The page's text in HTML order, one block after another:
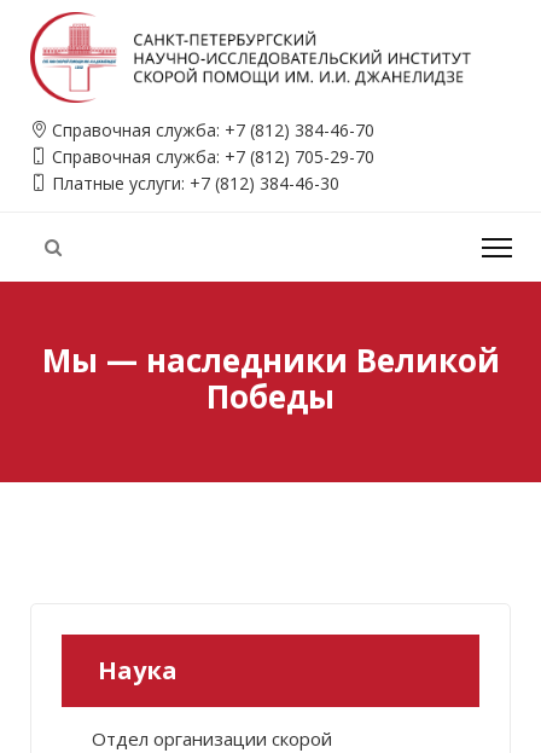
Справочная служба: +7 (812) 384-46-70
Справочная служба: +7 (812) 705-29-70
Платные услуги: +7 (812) 384-46-30
Мы — наследники Великой
Победы
Наука
Отдел организации скорой